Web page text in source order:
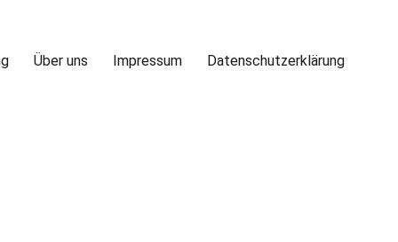
Über uns Impressum Datenschutzerklärung